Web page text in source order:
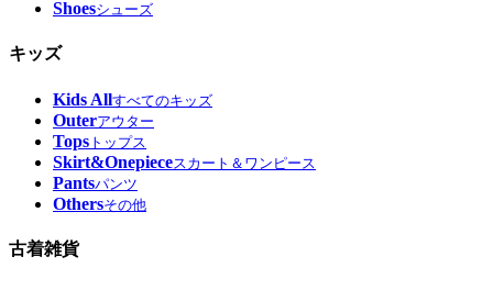
Shoesシューズ
キッズ
Kids Allすべてのキッズ
Outerアウター
Tops トップス
Skirt&Onepieceスカート＆ワンピース
Pantsパンツ
Othersその他
古着雑貨